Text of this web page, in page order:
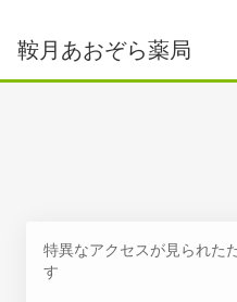
鞍月あおぞら薬局
特異なアクセスが見られた
す